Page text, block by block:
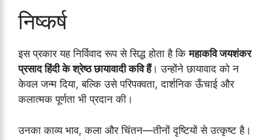
निष्कर्ष
इस प्रकार यह निर्विवाद रूप से सिद्ध होता है किमहाकवि जयशंकर
प्रसाद हिंदी के श्रेष्ठ छायावादी कवि हैं। उन्होंने छायावाद को न
केवल जन्म दिया, बल्कि उसे परिपक्वता, दार्शनिक ऊँचाई और
कलात्मक पूर्णता भी प्रदान की।
उनका काव्य भाव, कला और चिंतन—तीनों दृष्टियों से उत्कृष्ट है।